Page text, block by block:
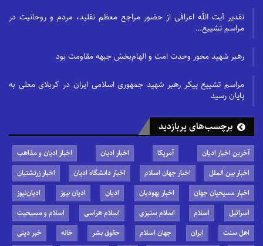
تقدیر آیت الله اعرافی از حضور مراجع معظم تقلید، مردم و روحانیت در
مراسم تشییع…
رهبر شهید محور وحدت امت و الهام‌بخش جبهه مقاومت بود
مراسم تشییع پیکر رهبر شهید جمهوری اسلامی ایران در کربلای معلی به
پایان رسید
برچسب‌های پربازدید
آخرین اخبار ادیان آمریکا اخبار ادیان
اخبار ادیان و مذاهب
اخبار بین الملل
اخبار جهان اسلام اخبار دانشگاه ادیان
اخبار زرتشتیان
اخبار مسیحیان جهان
اخبار یهودیان ادیان ادیان نیوز
ادیان‌نیوز
اسرائیل
اسلام اسلام ستیزی اسلام هراسی
اسلام و مسیحیت
اهل سنت
ایران جهان اسلام حقوق بشر خانه خبر دینی